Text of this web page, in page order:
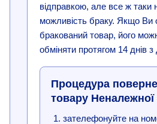
відправкою, але все ж таки
можливість браку. Якщо Ви
бракований товар, його
обміняти протягом 14 днів
Процедура
товару Неналежної
зателефонуйте на